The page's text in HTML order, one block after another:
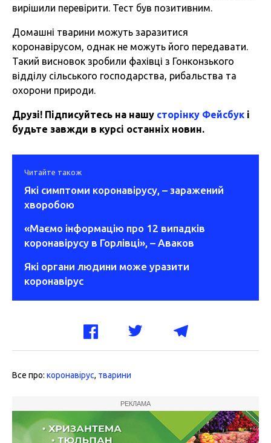
вирішили перевірити. Тест був позитивним.
Домашні тварини можуть заразитися
коронавірусом, однак не можуть його передавати.
Такий висновок зробили фахівці з Гонконзького
відділу сільського господарства, рибальства та
охорони природи.
Друзі! Підписуйтесь на нашу сторінку Фейсбук і
будьте завжди в курсі останніх новин.
Читайте також
Які симптоми коронавірусу, – заражений
хворобою
«Маємо інформацію про 12 випадків
коронавірусу в Горлівці», – Аваков
Які органи людини може уразити
коронавірус
Все про: коронавірус, тварини
РЕКЛАМА